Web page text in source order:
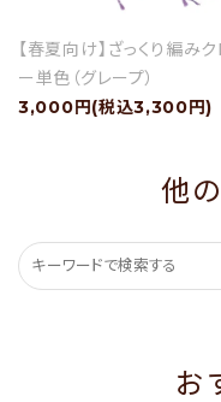
【春夏向け】ざっくり編み
ー単色（グレープ）
3,000円(税込3,300円)
他
お